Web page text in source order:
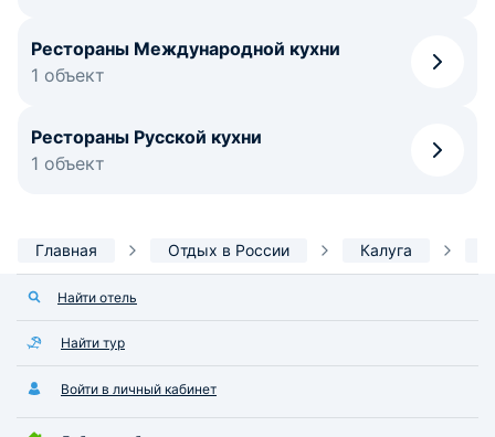
Рестораны Международной кухни
1 объект
Рестораны Русской кухни
1 объект
Главная Отдых в России Калуга
Найти отель
Найти тур
Войти в личный кабинет